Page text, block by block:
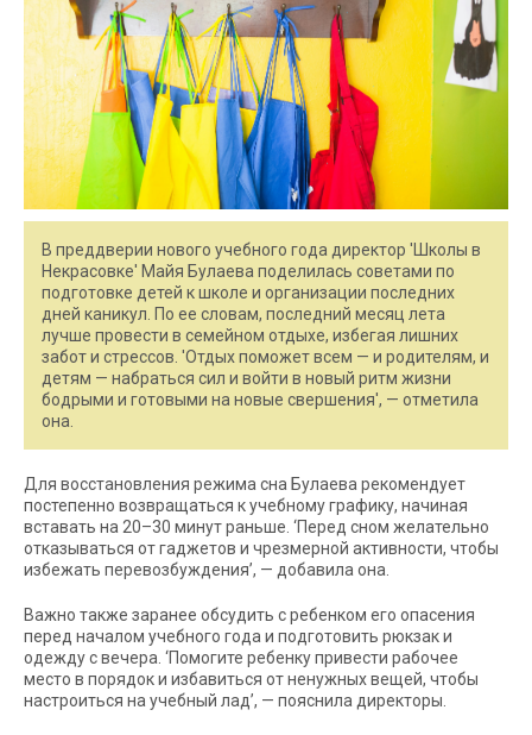
В преддверии нового учебного года директор 'Школы в
Некрасовке' Майя Булаева поделилась советами по
подготовке детей к школе и организации последних
дней каникул. По ее словам, последний месяц лета
лучше провести в семейном отдыхе, избегая лишних
забот и стрессов. 'Отдых поможет всем — и родителям, и
детям — набраться сил и войти в новый ритм жизни
бодрыми и готовыми на новые свершения', — отметила
она.
Для восстановления режима сна Булаева рекомендует
постепенно возвращаться к учебному графику, начиная
вставать на 20–30 минут раньше. ‘Перед сном желательно
отказываться от гаджетов и чрезмерной активности, чтобы
избежать перевозбуждения’, — добавила она.
Важно также заранее обсудить с ребенком его опасения
перед началом учебного года и подготовить рюкзак и
одежду с вечера. ‘Помогите ребенку привести рабочее
место в порядок и избавиться от ненужных вещей, чтобы
настроиться на учебный лад’, — пояснила директоры.